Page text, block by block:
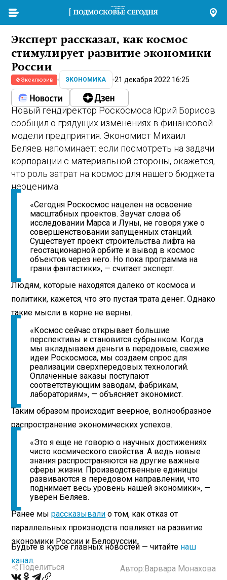
Эксперт рассказал, как космос
стимулирует развитие экономики
России
Эксклюзив ЭКОНОМИКА 21 декабря 2022 16:25
Новый гендиректор Роскосмоса Юрий Борисов
сообщил о грядущих изменениях в финансовой
модели предприятия. Экономист Михаил
Беляев напоминает: если посмотреть на задачи
корпорации с материальной стороны, окажется,
что роль затрат на космос для нашего бюджета
неоценима.
«Сегодня Роскосмос нацелен на освоение
масштабных проектов. Звучат слова об
исследовании Марса и Луны, не говоря уже о
совершенствовании запущенных станций.
Существует проект строительства лифта на
геостационарной орбите и вывод в космос
объектов через него. Но пока программа на
грани фантастики», — считает эксперт.
Людям, которые находятся далеко от космоса и
политики, кажется, что это пустая трата денег. Однако
такие мысли в корне не верны.
«Космос сейчас открывает большие
перспективы и становится субрынком. Когда
мы вкладываем деньги в передовые, свежие
идеи Роскосмоса, мы создаем спрос для
реализации сверхпередовых технологий.
Оплаченные заказы поступают
соответствующим заводам, фабрикам,
лабораториям», — объясняет экономист.
Таким образом происходит веерное, волнообразное
распространение экономических успехов.
«Это я еще не говорю о научных достижениях
чисто космического свойства. А ведь новые
знания распространяются на другие важные
сферы жизни. Производственные единицы
развиваются в передовом направлении, что
поднимает весь уровень нашей экономики», —
уверен Беляев.
Ранее мырассказывали о том, как отказ от
параллельных производств повлияет на развитие
экономики России и Белоруссии.
Будьте в курсе главных новостей — читайте наш
канал.
Поделиться Автор: Варвара Монахова